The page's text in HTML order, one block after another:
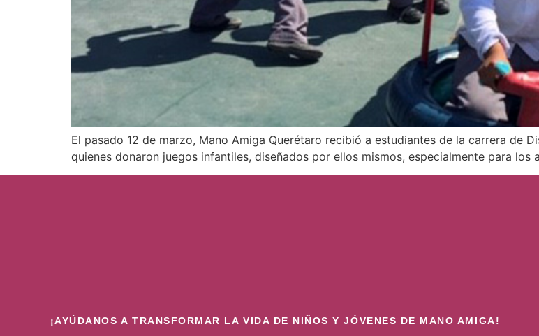
El pasado 12 de marzo, Mano Amiga Querétaro recibió a estudiantes de la carrera de
quienes donaron juegos infantiles, diseñados por ellos mismos, especialmente para los
¡AYÚDANOS A TRANSFORMAR LA VIDA DE NIÑOS Y JÓVENES DE MANO AMIGA!